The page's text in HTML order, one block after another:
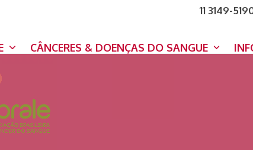
11 3149-
CÂNCERES & DOENÇAS DO SANGUE